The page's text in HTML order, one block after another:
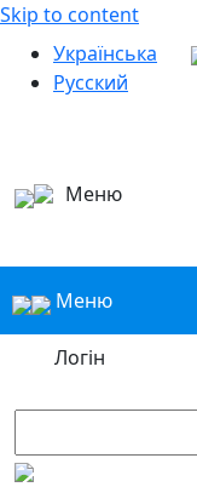
Skip to content
Українська
Русский
Меню
Меню
Логін